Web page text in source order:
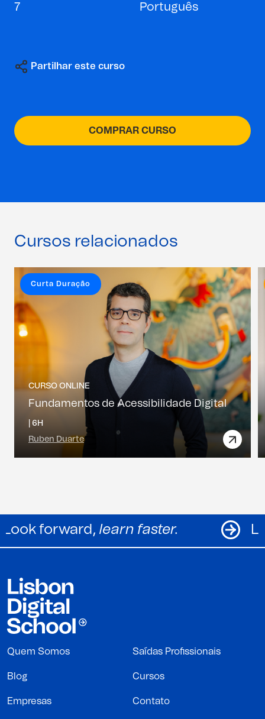
7 Português
Partilhar este curso
COMPRAR CURSO
Cursos relacionados
CURSO ONLINE
Fundamentos de Acessibilidade Digital
6H
Ruben Duarte
Curta Duração
Look forward,learn faster.
Quem Somos Saídas Profissionais
Blog Cursos
Empresas Contato